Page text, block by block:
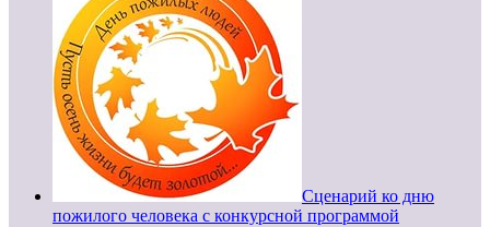
Сценарий ко дню
пожилого человека с конкурсной программой